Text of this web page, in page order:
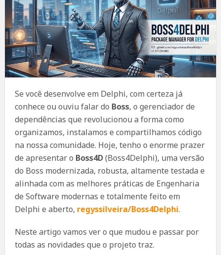
Se você desenvolve em Delphi, com certeza já
conhece ou ouviu falar do Boss, o gerenciador de
dependências que revolucionou a forma como
organizamos, instalamos e compartilhamos código
na nossa comunidade. Hoje, tenho o enorme prazer
de apresentar o Boss4D(Boss4Delphi), uma versão
do Boss modernizada, robusta, altamente testada e
alinhada com as melhores práticas de Engenharia
de Software modernas e totalmente feito em
Delphi e aberto, regyssilveira/Boss4Delphi.
Neste artigo vamos ver o que mudou e passar por
todas as novidades que o projeto traz.